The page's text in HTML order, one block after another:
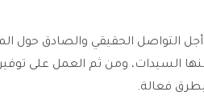
التواصل الحقيقي والصادق حول
السيدات، ومن ثم العمل على توفير
بطرق فعالة.